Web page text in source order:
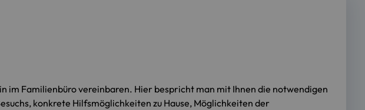
Familienbüro vereinbaren. Hier bespricht man mit Ihnen die notwendigen
konkrete Hilfsmöglichkeiten zu Hause, Möglichkeiten der